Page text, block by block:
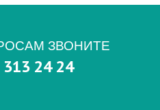
ЗВОНИТЕ
24 24